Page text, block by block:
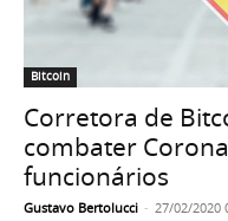
Bitcoin
Corretora de
combater
funcionários
Gustavo Bertolucci - 27/02/2020